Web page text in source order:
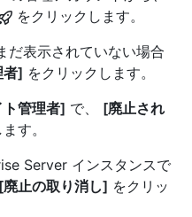
をクリックします。
だ表示されていない場合
者] をクリックします。
管理者] で、 [廃止され
す。
Server インスタンスで
[廃止の取り消し] をクリッ